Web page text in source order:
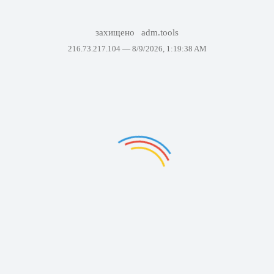
захищено adm.tools
216.73.217.104 — 8/9/2026, 1:19:38 AM